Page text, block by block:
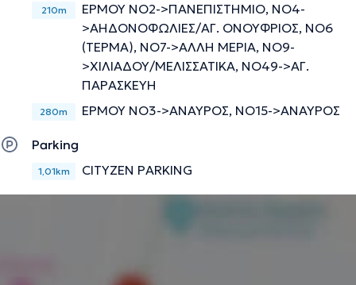
210m
ΕΡΜΟΥ ΝΟ2->ΠΑΝΕΠΙΣΤΗΜΙΟ, ΝΟ4-
>ΑΗΔΟΝΟΦΩΛΙΕΣ/ΑΓ. ΟΝΟΥΦΡΙΟΣ, ΝΟ6
(ΤΕΡΜΑ), ΝΟ7->ΑΛΛΗ ΜΕΡΙΑ, ΝΟ9-
>ΧΙΛΙΑΔΟΥ/ΜΕΛΙΣΣΑΤΙΚΑ, ΝΟ49->ΑΓ.
ΠΑΡΑΣΚΕΥΗ
280m ΕΡΜΟΥ ΝΟ3->ΑΝΑΥΡΟΣ, ΝΟ15->ΑΝΑΥΡΟΣ
Parking
1,01km CITYZEN PARKING